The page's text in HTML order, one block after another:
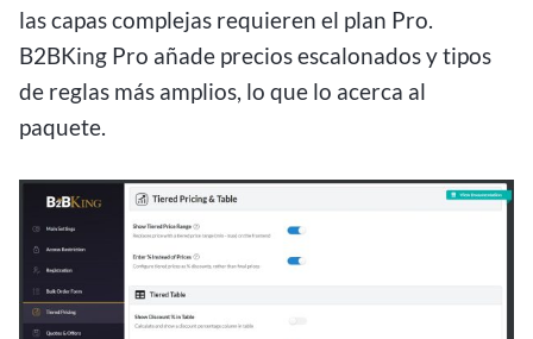
las capas complejas requieren el plan Pro.
B2BKing Pro añade precios escalonados y tipos
de reglas más amplios, lo que lo acerca al
paquete.